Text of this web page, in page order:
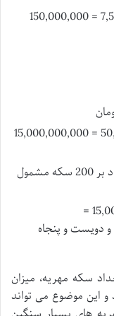
مالیات مهریه: 2% × 7,500,000,000 = 150,000,000
ارزش کل مهریه: 300 × 50,000,000 = 15,000,000,000
بر اساس جدول پلکانی، مهریه مازاد بر 200 سکه مشمول
مالیات مهریه: 15% × 15,000,000,000 =
و دویست و پنجاه
سکه مهریه، میزان
این موضوع می تواند